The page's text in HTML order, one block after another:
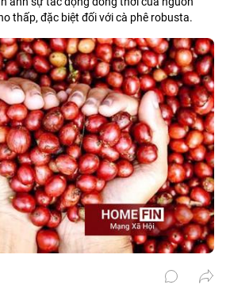
thấp, đặc biệt đối với cà phê robusta.